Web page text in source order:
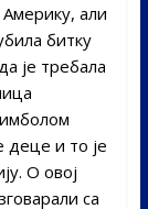
али
битку
је требала
деце и то је
О овој
са